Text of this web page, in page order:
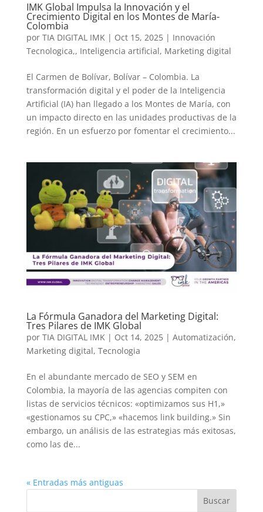
IMK Global Impulsa la Innovación y el
Crecimiento Digital en los Montes de María-
Colombia
por TIA DIGITAL IMK| Oct 15, 2025| Innovación
Tecnologica,, Inteligencia artificial, Marketing digital
El Carmen de Bolívar, Bolívar – Colombia. La
transformación digital y el poder de la Inteligencia
Artificial (IA) han llegado a los Montes de María, con
un impacto directo en las unidades productivas de la
región. En un esfuerzo por fomentar el crecimiento...
La Fórmula Ganadora del Marketing Digital:
Tres Pilares de IMK Global
por TIA DIGITAL IMK | Oct 14, 2025| Automatización,
Marketing digital, Tecnologia
En el abundante mercado de SEO y SEM en
Colombia, la mayoría de las agencias compiten con
listas de servicios técnicos: «optimizamos sus H1,»
«gestionamos su CPC,» «hacemos link building.» Sin
embargo, un análisis de las estrategias más exitosas,
como las de...
« Entradas más antiguas
Buscar